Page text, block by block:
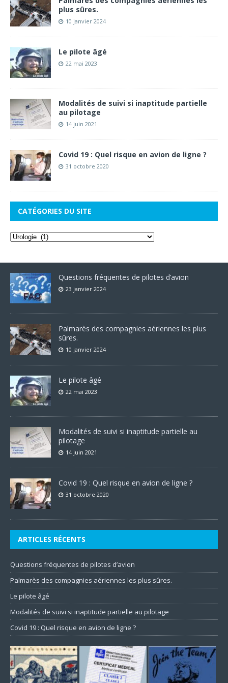
plus sûres.
10 janvier 2024
Le pilote âgé
22 mai 2023
Modalités de suivi si inaptitude partielle
au pilotage
14 juin 2021
Covid 19 : Quel risque en avion de ligne ?
31 octobre 2020
CATÉGORIES DU SITE
Questions fréquentes de pilotes d’avion
23 janvier 2024
Palmarès des compagnies aériennes les plus
sûres.
10 janvier 2024
Le pilote âgé
22 mai 2023
Modalités de suivi si inaptitude partielle au
pilotage
14 juin 2021
Covid 19 : Quel risque en avion de ligne ?
31 octobre 2020
ARTICLES RÉCENTS
Questions fréquentes de pilotes d’avion
Palmarès des compagnies aériennes les plus sûres.
Le pilote âgé
Modalités de suivi si inaptitude partielle au pilotage
Covid 19 : Quel risque en avion de ligne ?